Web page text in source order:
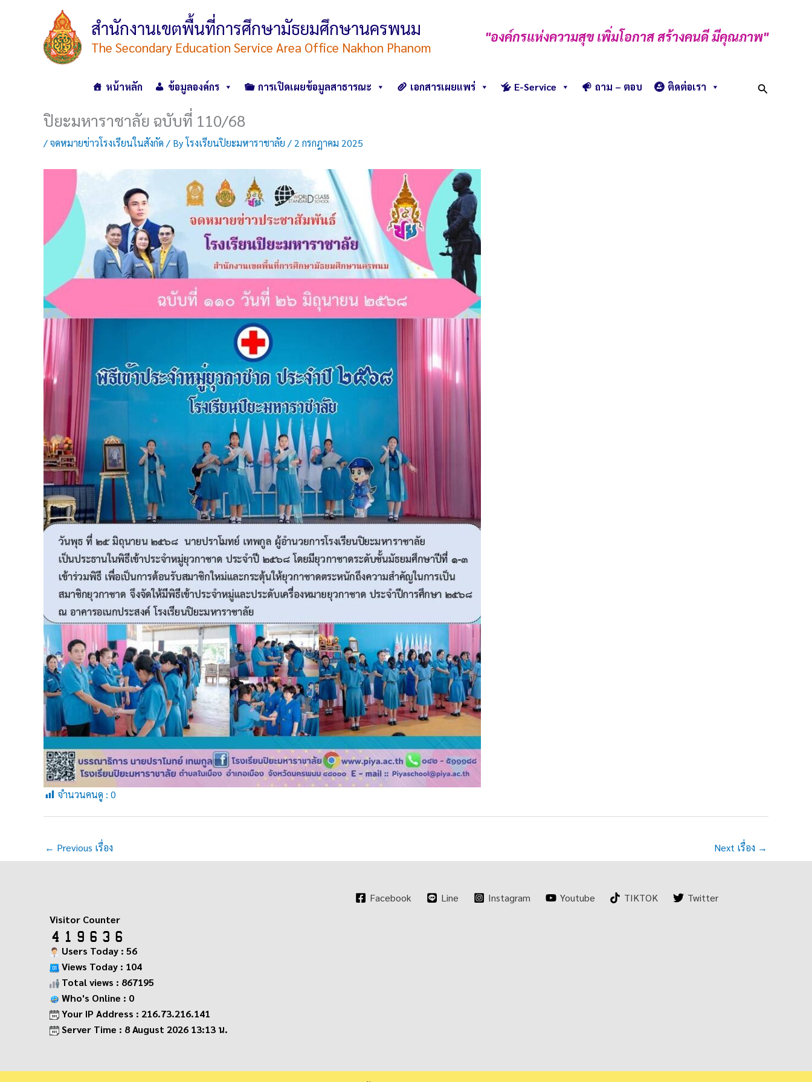
สำนักงานเขตพื้นที่การศึกษามัธยมศึกษานครพนม
The Secondary Education Service Area Office Nakhon Phanom
"องค์กรแห่งความสุข เพิ่มโอกาส สร้างคนดี มีคุณภาพ"
หน้าหลัก ข้อมูลองค์กร การเปิดเผยข้อมูลสาธารณะ เอกสารเผยแพร่ E-Service ถาม – ตอบ ติดต่อเรา Search
ปิยะมหาราชาลัย ฉบับที่ 110/68
/จดหมายข่าวโรงเรียนในสังกัด / Byโรงเรียนปิยะมหาราชาลัย /2 กรกฎาคม 2025
จำนวนคนดู : 0
← Previous เรื่อง Next เรื่อง →
Visitor Counter
Users Today : 56
Views Today : 104
Total views : 867195
Who's Online : 0
Your IP Address : 216.73.216.141
Server Time : 8 August 2026 13:13 น.
Facebook Line Instagram Youtube TIKTOK Twitter